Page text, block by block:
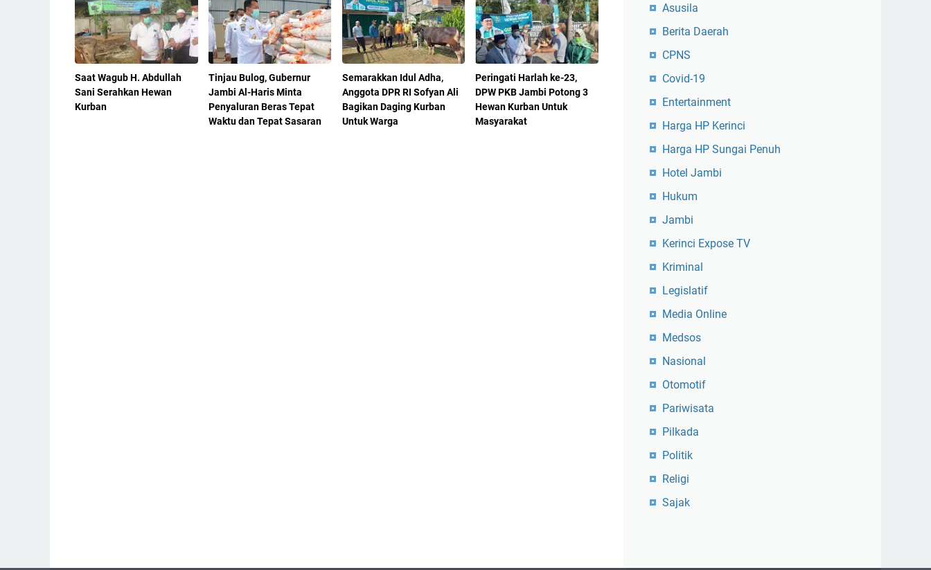
Saat Wagub H. Abdullah
Sani Serahkan Hewan
Kurban
Tinjau Bulog, Gubernur
Jambi Al-Haris Minta
Penyaluran Beras Tepat
Waktu dan Tepat Sasaran
Semarakkan Idul Adha,
Anggota DPR RI Sofyan Ali
Bagikan Daging Kurban
Untuk Warga
Peringati Harlah ke-23,
DPW PKB Jambi Potong 3
Hewan Kurban Untuk
Masyarakat
Asusila
Berita Daerah
CPNS
Covid-19
Entertainment
Harga HP Kerinci
Harga HP Sungai Penuh
Hotel Jambi
Hukum
Jambi
Kerinci Expose TV
Kriminal
Legislatif
Media Online
Medsos
Nasional
Otomotif
Pariwisata
Pilkada
Politik
Religi
Sajak